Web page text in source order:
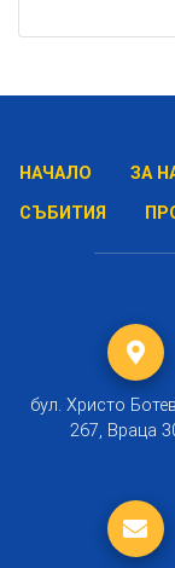
НАЧАЛО ЗА
СЪБИТИЯ
бул. Христо
267, Враца